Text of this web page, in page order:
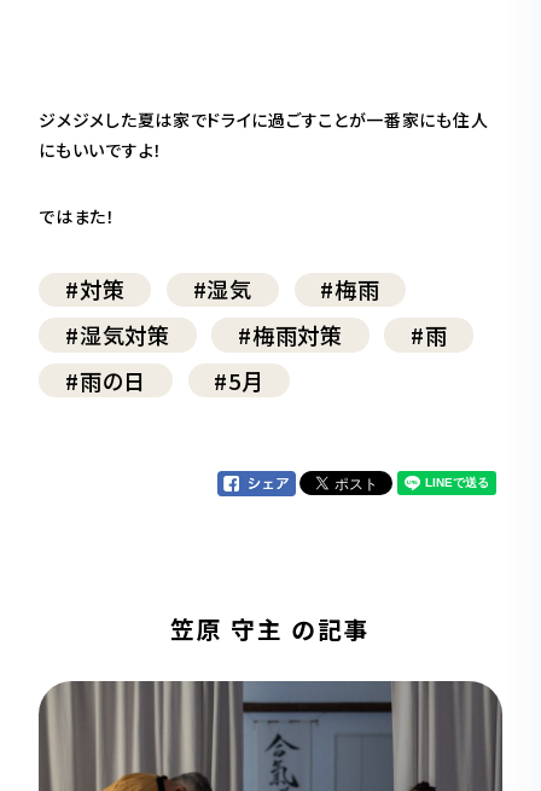
ジメジメした夏は家でドライに過ごすことが一番家にも住人
にもいいですよ！
ではまた！
#対策 #湿気
#梅雨
#湿気対策
#梅雨対策
#雨
#雨の日
#5月
笠原 守主 の記事